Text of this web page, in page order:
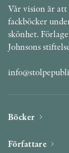
Vår vision är att
fackböcker
skönhet.
Johnsons
Böcker
Författare